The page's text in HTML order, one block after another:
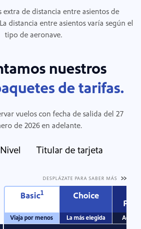
extra de distancia entre asientos de
distancia entre asientos varía según el
tipo de aeronave.
nuestros
de tarifas.
vuelos con fecha de salida del 27
de 2026 en adelante.
Nivel Titular de tarjeta
DESPLÁZATE PARA SABER MÁS
todos nuestros beneficios de
Basic1 Choice
Viaja por menos La más elegida